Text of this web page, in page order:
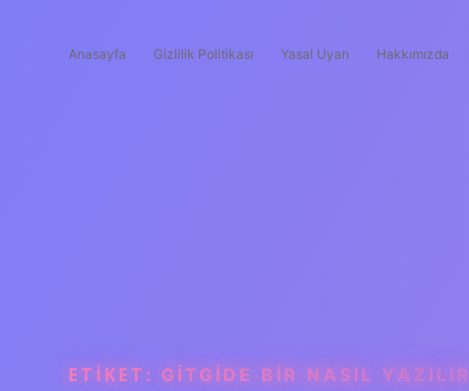
Anasayfa Gizlilik Politikası Yasal Uyarı Hakkımızda
ETIKET: GITGIDE BIR NASIL YAZILIR